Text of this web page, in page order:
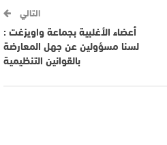
التالي
أعضاء الأغلبية بجماعة واويزغت :
لسنا مسؤولين عن جهل المعارضة
بالقوانين التنظيمية